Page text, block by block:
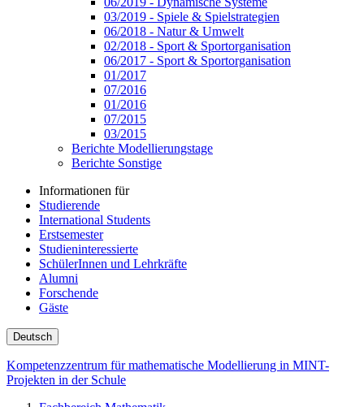
03/2019 - Spiele & Spielstrategien
06/2018 - Natur & Umwelt
02/2018 - Sport & Sportorganisation
06/2017 - Sport & Sportorganisation
01/2017
07/2016
01/2016
07/2015
03/2015
Berichte Modellierungstage
Berichte Sonstige
Informationen für
Studierende
International Students
Erstsemester
Studieninteressierte
SchülerInnen und Lehrkräfte
Alumni
Forschende
Gäste
Deutsch
Kompetenzzentrum für mathematische Modellierung in MINT-
Projekten in der Schule